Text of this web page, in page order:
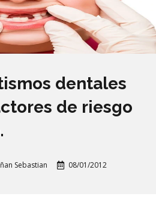
dentales
de riesgo
Sebastian 08/01/2012